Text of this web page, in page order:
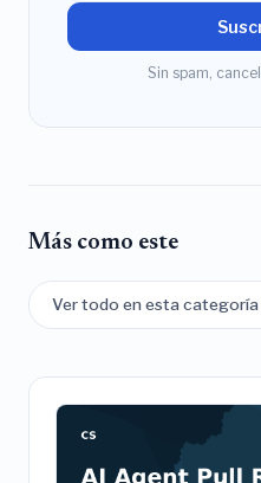
Sin spam,
Más como este
Ver todo en esta